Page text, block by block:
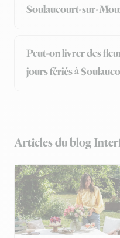
Soulaucourt-sur-
Peut-on livrer des
jours fériés à
Articles du blog